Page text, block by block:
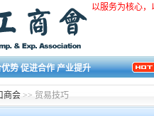
以服务为核心
势 促进合作 产业提升
商会 >> 贸易技巧